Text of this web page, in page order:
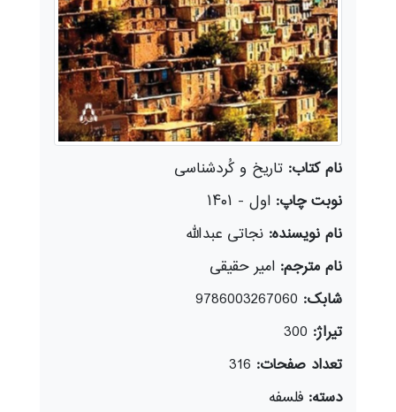
نام کتاب: تاریخ و کُردشناسی
نوبت چاپ: اول - ۱۴۰۱
نام نویسنده: نجاتی عبدالله
نام مترجم: امیر حقیقی
شابک: 9786003267060
تیراژ: 300
تعداد صفحات: 316
دسته: فلسفه